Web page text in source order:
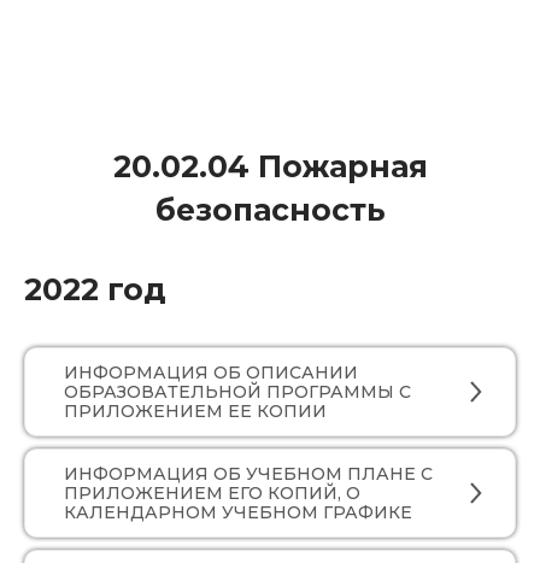
20.02.04 Пожарная
безопасность
2022 год
ИНФОРМАЦИЯ ОБ ОПИСАНИИ
ОБРАЗОВАТЕЛЬНОЙ ПРОГРАММЫ С
ПРИЛОЖЕНИЕМ ЕЕ КОПИИ
ИНФОРМАЦИЯ ОБ УЧЕБНОМ ПЛАНЕ С
ПРИЛОЖЕНИЕМ ЕГО КОПИЙ, О
КАЛЕНДАРНОМ УЧЕБНОМ ГРАФИКЕ